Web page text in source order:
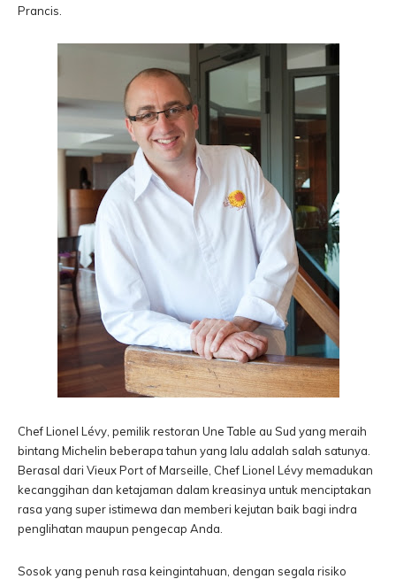
Prancis.
Chef Lionel Lévy, pemilik restoran Une Table au Sud yang meraih
bintang Michelin beberapa tahun yang lalu adalah salah satunya.
Berasal dari Vieux Port of Marseille, Chef Lionel Lévy memadukan
kecanggihan dan ketajaman dalam kreasinya untuk menciptakan
rasa yang super istimewa dan memberi kejutan baik bagi indra
penglihatan maupun pengecap Anda.
Sosok yang penuh rasa keingintahuan, dengan segala risiko